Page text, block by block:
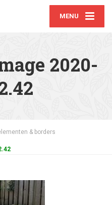
MENU
2020-
& borders